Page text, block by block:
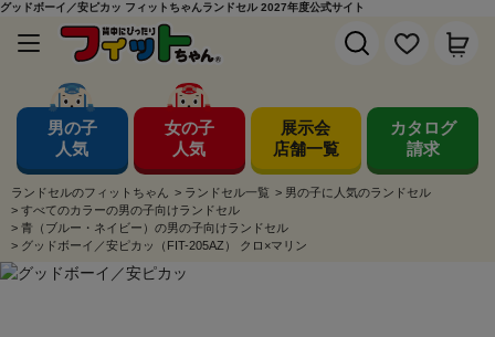
グッドボーイ／安ピカッ フィットちゃんランドセル 2027年度公式サイト
男の子
人気
女の子
人気
展示会
店舗一覧
カタログ
請求
ランドセルのフィットちゃん > ランドセル一覧 > 男の子に人気のランドセル
> すべてのカラーの男の子向けランドセル
> 青（ブルー・ネイビー）の男の子向けランドセル
> グッドボーイ／安ピカッ（FIT-205AZ） クロ×マリン